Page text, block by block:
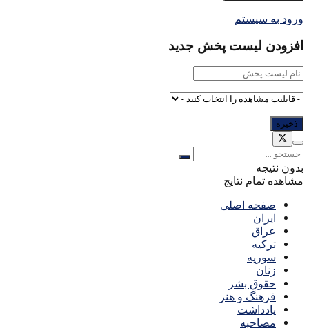
ورود به سیستم
افزودن لیست پخش جدید
بدون نتیجه
مشاهده تمام نتایج
صفحه اصلی
ایران
عراق
ترکیه
سوریه
زنان
حقوق بشر
فرهنگ و هنر
یادداشت
مصاحبه